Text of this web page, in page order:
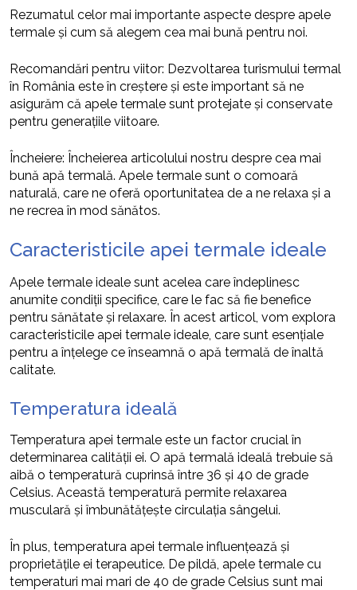
Rezumatul celor mai importante aspecte despre apele
termale și cum să alegem cea mai bună pentru noi.
Recomandări pentru viitor: Dezvoltarea turismului termal
în România este în creștere și este important să ne
asigurăm că apele termale sunt protejate și conservate
pentru generațiile viitoare.
Încheiere: Încheierea articolului nostru despre cea mai
bună apă termală. Apele termale sunt o comoară
naturală, care ne oferă oportunitatea de a ne relaxa și a
ne recrea în mod sănătos.
Caracteristicile apei termale ideale
Apele termale ideale sunt acelea care îndeplinesc
anumite condiții specifice, care le fac să fie benefice
pentru sănătate și relaxare. În acest articol, vom explora
caracteristicile apei termale ideale, care sunt esențiale
pentru a înțelege ce înseamnă o apă termală de înaltă
calitate.
Temperatura ideală
Temperatura apei termale este un factor crucial în
determinarea calității ei. O apă termală ideală trebuie să
aibă o temperatură cuprinsă între 36 și 40 de grade
Celsius. Această temperatură permite relaxarea
musculară și îmbunătățește circulația sângelui.
În plus, temperatura apei termale influențează și
proprietățile ei terapeutice. De pildă, apele termale cu
temperaturi mai mari de 40 de grade Celsius sunt mai